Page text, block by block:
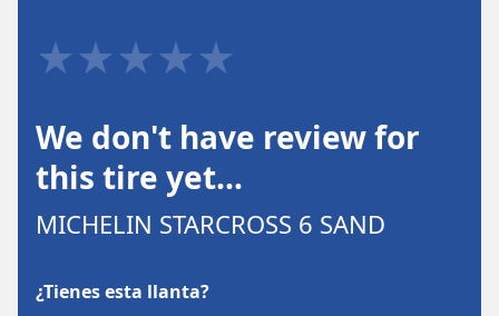
★★★★★
We don't have review for
this tire yet…
MICHELIN STARCROSS 6 SAND
¿Tienes esta llanta?